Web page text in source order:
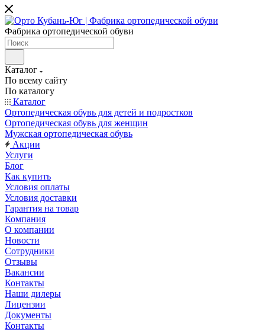
Фабрика ортопедической обуви
Каталог
По всему сайту
По каталогу
Каталог
Ортопедическая обувь для детей и подростков
Ортопедическая обувь для женщин
Мужская ортопедическая обувь
Акции
Услуги
Блог
Как купить
Условия оплаты
Условия доставки
Гарантия на товар
Компания
О компании
Новости
Сотрудники
Отзывы
Вакансии
Контакты
Наши дилеры
Лицензии
Документы
Контакты